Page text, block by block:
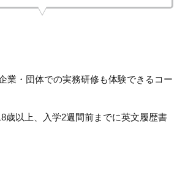
業・団体での実務研修も体験できるコー
歳以上、入学2週間前までに英文履歴書